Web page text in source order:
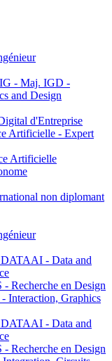
- Maj. IGD -
and Design
d'Entreprise
Artificielle - Expert
Artificielle
non diplomant
- Data and
Recherche en Design
Interaction, Graphics
- Data and
Recherche en Design